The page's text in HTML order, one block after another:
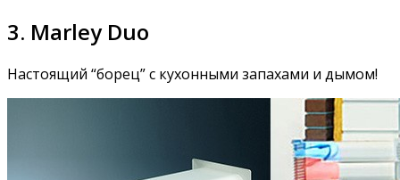
3. Marley Duo
Настоящий “борец” с кухонными запахами и дымом!